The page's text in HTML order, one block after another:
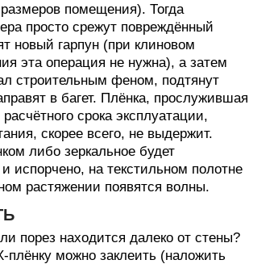
помещения). Тогда
просто срежут повреждённый
новый гарпун (при клиновом
эта операция не нужна), а затем
строительным феном, подтянут
в багет. Плёнка, прослужившая
срока эксплуатации,
скорее всего, не выдержит.
либо зеркальное будет
испорчено, на текстильном полотне
растяжении появятся волны.
порез находится далеко от стены?
можно заклеить (наложить